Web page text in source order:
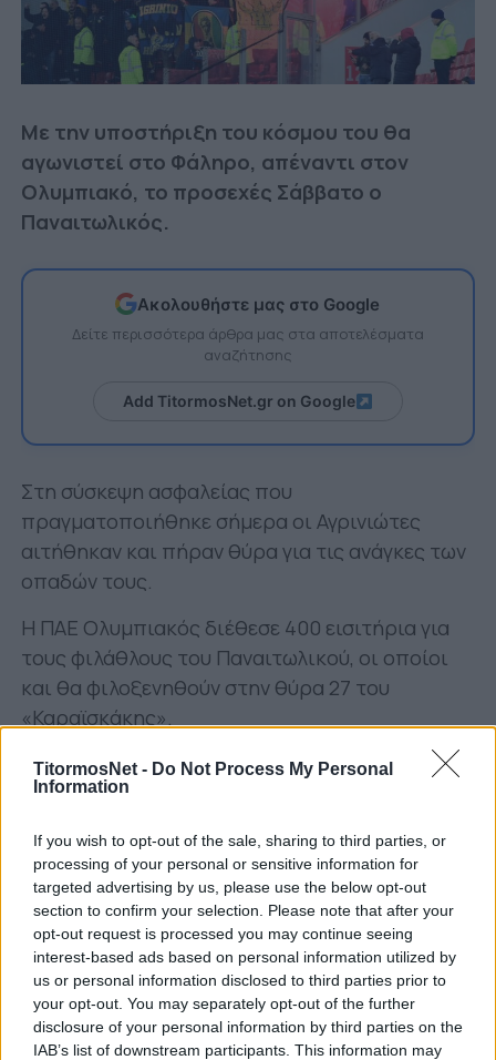
TitormosNet - Do Not Process My Personal
Information
If you wish to opt-out of the sale, sharing to third parties, or
processing of your personal or sensitive information for
targeted advertising by us, please use the below opt-out
section to confirm your selection. Please note that after your
opt-out request is processed you may continue seeing
interest-based ads based on personal information utilized by
us or personal information disclosed to third parties prior to
your opt-out. You may separately opt-out of the further
disclosure of your personal information by third parties on the
IAB’s list of downstream participants. This information may
Με την υποστήριξη του κόσμου του θα
αγωνιστεί στο Φάληρο, απέναντι στον
Ολυμπιακό, το προσεχές Σάββατο ο
Παναιτωλικός.
Ακολουθήστε μας στο Google
Δείτε περισσότερα άρθρα μας στα αποτελέσματα
αναζήτησης
Add TitormosNet.gr on Google
Στη σύσκεψη ασφαλείας που
πραγματοποιήθηκε σήμερα οι Αγρινιώτες
αιτήθηκαν και πήραν θύρα για τις ανάγκες των
οπαδών τους.
Η ΠΑΕ Ολυμπιακός διέθεσε 400 εισιτήρια για
τους φιλάθλους του Παναιτωλικού, οι οποίοι
και θα φιλοξενηθούν στην θύρα 27 του
«Καραϊσκάκης».
Η διάθεση των εισιτηρίων θα γίνει
ηλεκτρονικά, με τον ακριβή τρόπο διάθεσης